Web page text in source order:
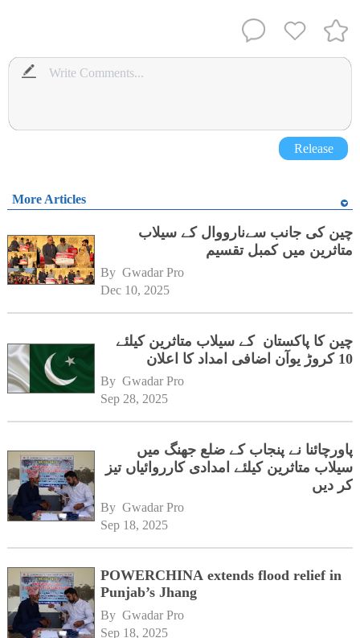
Release
More Articles
چین کی جانب سےنارووال کے سیلاب
متاثرین میں کمبل تقسیم
By Gwadar Pro
Dec 10, 2025
چین کا پاکستان کے سیلاب متاثرین کیلئے
10 کروڑ یوآن اضافی امداد کا اعلان
By Gwadar Pro
Sep 28, 2025
پاورچائنا نے پنجاب کے ضلع جھنگ میں
سیلاب متاثرین کیلئے امدادی کارروائیاں تیز
کر دیں
By Gwadar Pro
Sep 18, 2025
POWERCHINA extends flood relief in
Punjab’s Jhang
By Gwadar Pro
Sep 18, 2025